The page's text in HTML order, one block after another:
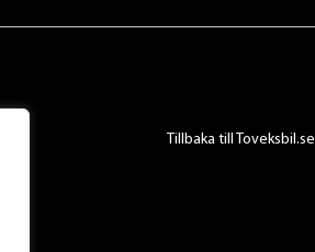
Tillbaka till Toveksbil.se